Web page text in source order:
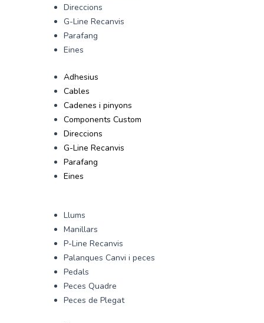
Direccions
G-Line Recanvis
Parafang
Eines
Adhesius
Cables
Cadenes i pinyons
Components Custom
Direccions
G-Line Recanvis
Parafang
Eines
Llums
Manillars
P-Line Recanvis
Palanques Canvi i peces
Pedals
Peces Quadre
Peces de Plegat